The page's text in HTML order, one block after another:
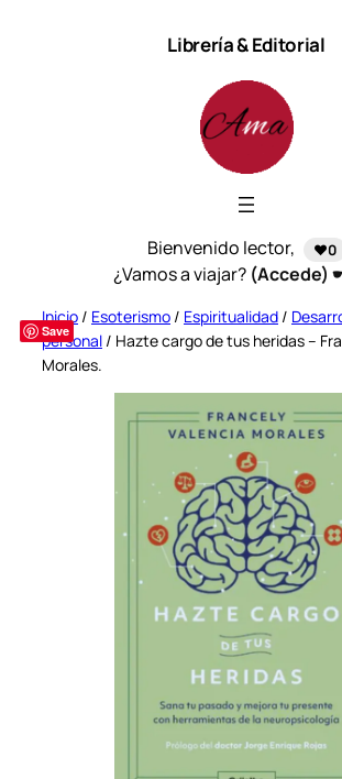
Librería & Editorial
Bienvenido lector, ❤️0
¿Vamos a viajar? (Accede)
Save
Inicio / Esoterismo / Espiritualidad /
personal / Hazte cargo de tus heridas –
Morales.